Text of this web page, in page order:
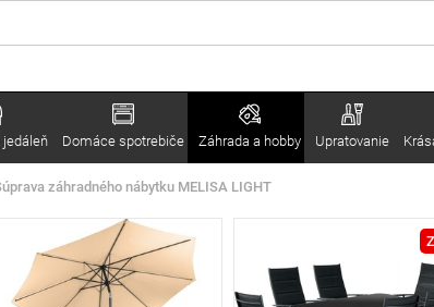
jedáleň Domáce spotrebiče Záhrada a hobby Upratovanie
záhradného nábytku MELISA LIGHT